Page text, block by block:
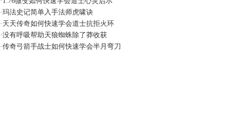
·玛法史记简单入手法师虎啸诀
· 天天传奇如何快速学会道士抗拒火环
·没有呼吸帮助天狼蜘蛛除了莽收获
·传奇弓箭手战士如何快速学会半月弯刀